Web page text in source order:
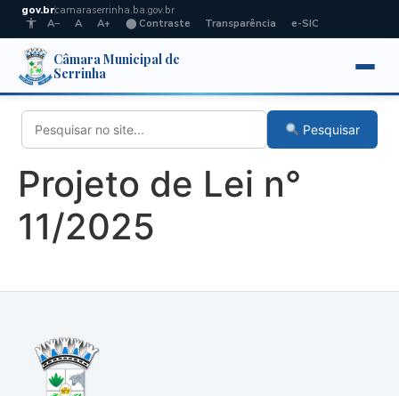
gov.brcamaraserrinha.ba.gov.br
A−
A A+ ⬤ Contraste Transparência e-SIC
Câmara Municipal de
Serrinha
Pesquisar
Projeto de Lei n°
11/2025